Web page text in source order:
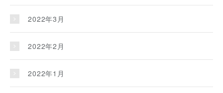
2022年3月
2022年2月
2022年1月